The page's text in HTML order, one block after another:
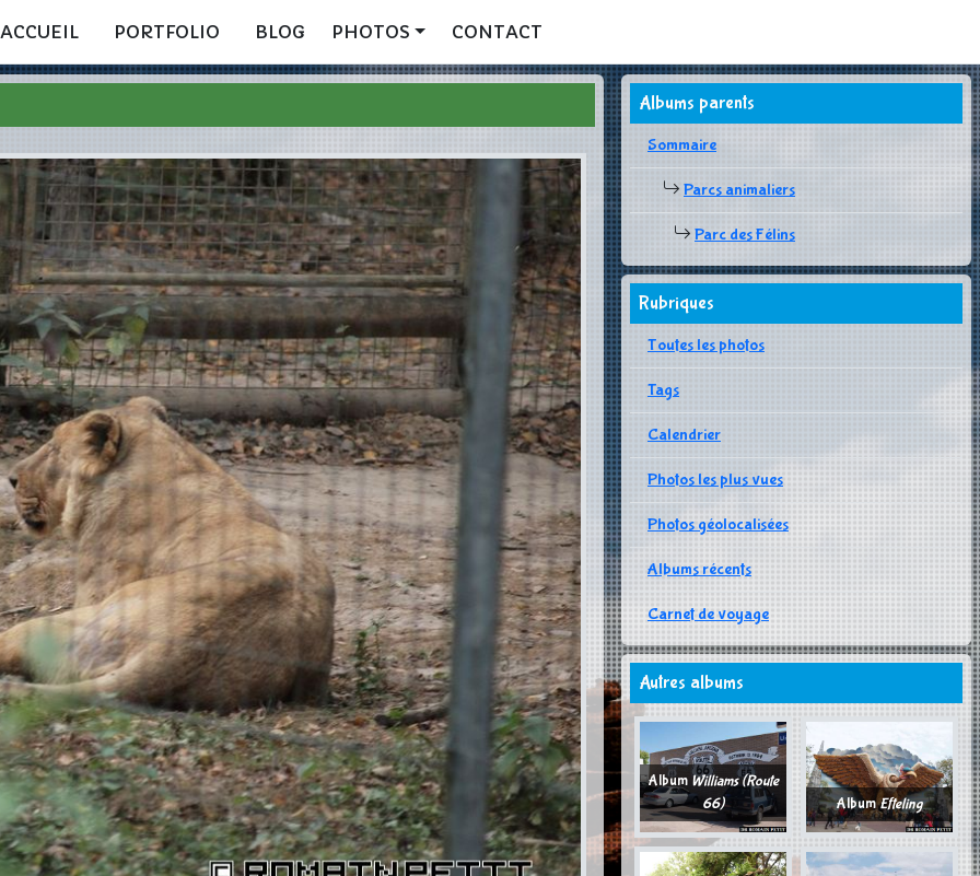
ACCUEIL PORTFOLIO BLOG PHOTOS CONTACT
Albums parents
Sommaire
Parcs animaliers
Parc des Félins
Rubriques
Toutes les photos
Tags
Calendrier
Photos les plus vues
Photos géolocalisées
Albums récents
Carnet de voyage
Autres albums
Album Williams (Route
66)
AlbumEfteling